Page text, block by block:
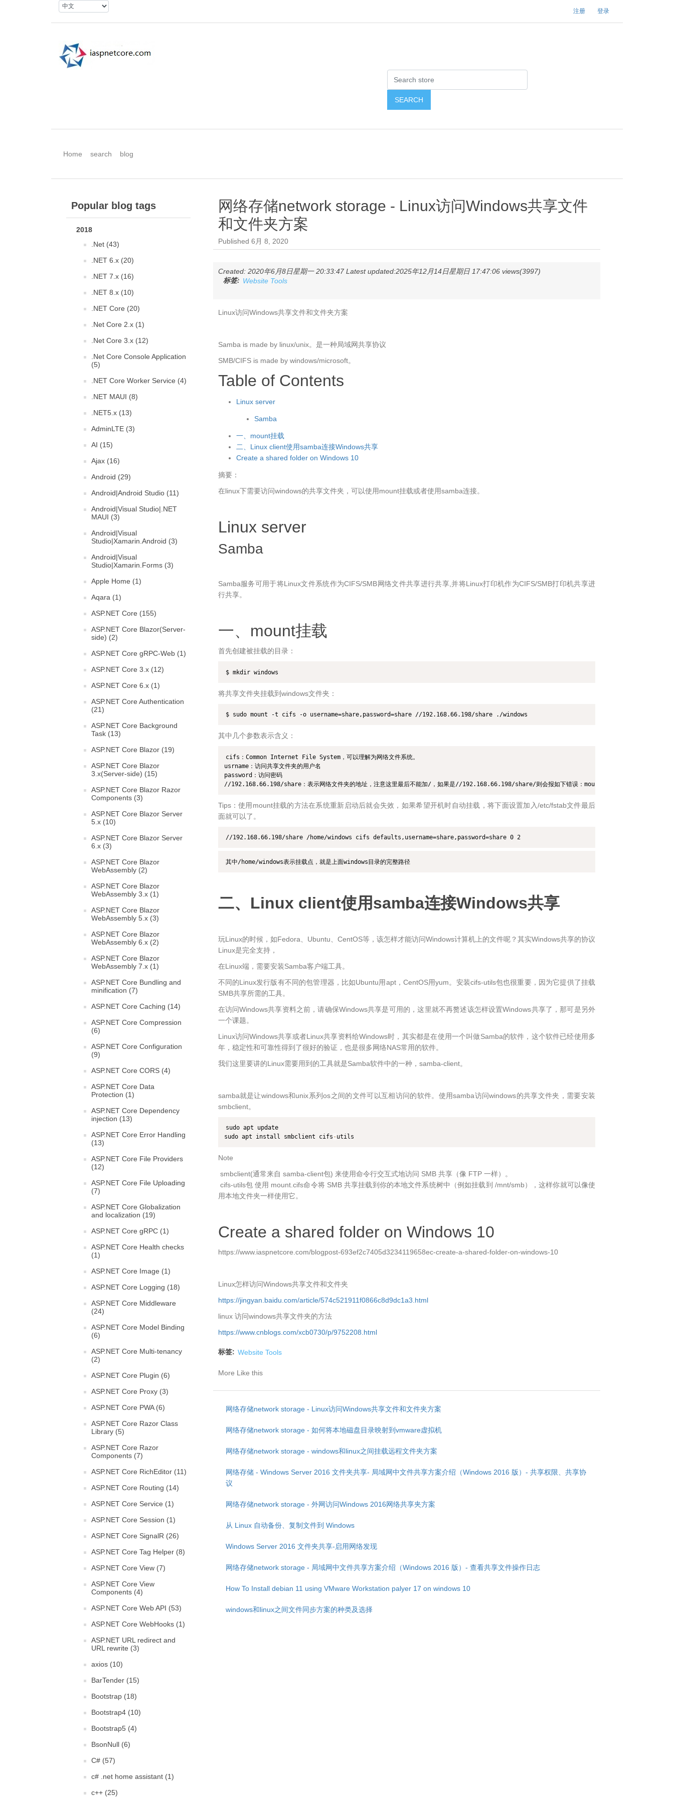
注册 登录
Home search blog
Popular blog tags
2018
.Net (43)
.NET 6.x (20)
.NET 7.x (16)
.NET 8.x (10)
.NET Core (20)
.Net Core 2.x (1)
.Net Core 3.x (12)
.Net Core Console Application
(5)
.NET Core Worker Service (4)
.NET MAUI (8)
.NET5.x (13)
AdminLTE (3)
AI (15)
Ajax (16)
Android (29)
Android|Android Studio (11)
Android|Visual Studio|.NET
MAUI (3)
Android|Visual
Studio|Xamarin.Android (3)
Android|Visual
Studio|Xamarin.Forms (3)
Apple Home (1)
Aqara (1)
ASP.NET Core (155)
ASP.NET Core Blazor(Server-
side) (2)
ASP.NET Core gRPC-Web (1)
ASP.NET Core 3.x (12)
ASP.NET Core 6.x (1)
ASP.NET Core Authentication
(21)
ASP.NET Core Background
Task (13)
ASP.NET Core Blazor (19)
ASP.NET Core Blazor
3.x(Server-side) (15)
ASP.NET Core Blazor Razor
Components (3)
ASP.NET Core Blazor Server
5.x (10)
ASP.NET Core Blazor Server
6.x (3)
ASP.NET Core Blazor
WebAssembly (2)
ASP.NET Core Blazor
WebAssembly 3.x (1)
ASP.NET Core Blazor
WebAssembly 5.x (3)
ASP.NET Core Blazor
WebAssembly 6.x (2)
ASP.NET Core Blazor
WebAssembly 7.x (1)
ASP.NET Core Bundling and
minification (7)
ASP.NET Core Caching (14)
ASP.NET Core Compression
(6)
ASP.NET Core Configuration
(9)
ASP.NET Core CORS (4)
ASP.NET Core Data
Protection (1)
ASP.NET Core Dependency
injection (13)
ASP.NET Core Error Handling
(13)
ASP.NET Core File Providers
(12)
ASP.NET Core File Uploading
(7)
ASP.NET Core Globalization
and localization (19)
ASP.NET Core gRPC (1)
ASP.NET Core Health checks
(1)
ASP.NET Core Image (1)
ASP.NET Core Logging (18)
ASP.NET Core Middleware
(24)
ASP.NET Core Model Binding
(6)
ASP.NET Core Multi-tenancy
(2)
ASP.NET Core Plugin (6)
ASP.NET Core Proxy (3)
ASP.NET Core PWA (6)
ASP.NET Core Razor Class
Library (5)
ASP.NET Core Razor
Components (7)
ASP.NET Core RichEditor (11)
ASP.NET Core Routing (14)
ASP.NET Core Service (1)
ASP.NET Core Session (1)
ASP.NET Core SignalR (26)
ASP.NET Core Tag Helper (8)
ASP.NET Core View (7)
ASP.NET Core View
Components (4)
ASP.NET Core Web API (53)
ASP.NET Core WebHooks (1)
ASP.NET URL redirect and
URL rewrite (3)
axios (10)
BarTender (15)
Bootstrap (18)
Bootstrap4 (10)
Bootstrap5 (4)
BsonNull (6)
C# (57)
c# .net home assistant (1)
c++ (25)
网络存储network storage - Linux访问Windows共享文件
和文件夹方案
Published 6月 8, 2020
Created: 2020年6月8日星期一 20:33:47 Latest updated:2025年12月14日星期日 17:47:06 views(3997)
标签: Website Tools
Linux访问Windows共享文件和文件夹方案
Samba is made by linux/unix。是一种局域网共享协议
SMB/CIFS is made by windows/microsoft。
Table of Contents
Linux server
Samba
一、mount挂载
二、Linux client使用samba连接Windows共享
Create a shared folder on Windows 10
摘要：
在linux下需要访问windows的共享文件夹，可以使用mount挂载或者使用samba连接。
Linux server
Samba
Samba服务可用于将Linux文件系统作为CIFS/SMB网络文件共享进行共享,并将Linux打印机作为CIFS/SMB打印机共享进
行共享。
一、mount挂载
首先创建被挂载的目录：
$ mkdir windows
将共享文件夹挂载到windows文件夹：
$ sudo mount -t cifs -o username=share,password=share //192.168.66.198/share ./windows
其中几个参数表示含义：
cifs：Common Internet File System，可以理解为网络文件系统。
usrname：访问共享文件夹的用户名
password：访问密码
//192.168.66.198/share：表示网络文件夹的地址，注意这里最后不能加/，如果是//192.168.66.198/share/则会报如下错误：mount: //
Tips：使用mount挂载的方法在系统重新启动后就会失效，如果希望开机时自动挂载，将下面设置加入/etc/fstab文件最后
面就可以了。
//192.168.66.198/share /home/windows cifs defaults,username=share,password=share 0 2
其中/home/windows表示挂载点，就是上面windows目录的完整路径
二、Linux client使用samba连接Windows共享
玩Linux的时候，如Fedora、Ubuntu、CentOS等，该怎样才能访问Windows计算机上的文件呢？其实Windows共享的协议
Linux是完全支持，
在Linux端，需要安装Samba客户端工具。
不同的Linux发行版有不同的包管理器，比如Ubuntu用apt，CentOS用yum。安装cifs-utils包也很重要，因为它提供了挂载
SMB共享所需的工具。
在访问Windows共享资料之前，请确保Windows共享是可用的，这里就不再赘述该怎样设置Windows共享了，那可是另外
一个课题。
Linux访问Windows共享或者Linux共享资料给Windows时，其实都是在使用一个叫做Samba的软件，这个软件已经使用多
年，稳定性和可靠性得到了很好的验证，也是很多网络NAS常用的软件。
我们这里要讲的Linux需要用到的工具就是Samba软件中的一种，samba-client。
samba就是让windows和unix系列os之间的文件可以互相访问的软件。使用samba访问windows的共享文件夹，需要安装
smbclient。
sudo apt update
sudo apt install smbclient cifs -utils
Note
​​smbclient(通常来自 samba-client包)​​ 来使用命令行交互式地访问 SMB 共享（像 FTP 一样）。
​​cifs-utils包​​ 使用 mount.cifs命令将 SMB 共享挂载到你的本地文件系统树中（例如挂载到 /mnt/smb），这样你就可以像使
用本地文件夹一样使用它。
Create a shared folder on Windows 10
https://www.iaspnetcore.com/blogpost-693ef2c7405d3234119658ec-create-a-shared-folder-on-windows-10
Linux怎样访问Windows共享文件和文件夹
https://jingyan.baidu.com/article/574c521911f0866c8d9dc1a3.html
linux 访问windows共享文件夹的方法
https://www.cnblogs.com/xcb0730/p/9752208.html
标签: Website Tools
More Like this
网络存储network storage - Linux访问Windows共享文件和文件夹方案
网络存储network storage - 如何将本地磁盘目录映射到vmware虚拟机
网络存储network storage - windows和linux之间挂载远程文件夹方案
网络存储 - Windows Server 2016 文件夹共享- 局域网中文件共享方案介绍（Windows 2016 版）- 共享权限、共享协
议
网络存储network storage - 外网访问Windows 2016网络共享夹方案
从 Linux 自动备份、复制文件到 Windows
Windows Server 2016 文件夹共享-启用网络发现
网络存储network storage - 局域网中文件共享方案介绍（Windows 2016 版）- 查看共享文件操作日志
How To Install debian 11 using VMware Workstation palyer 17 on windows 10
windows和linux之间文件同步方案的种类及选择